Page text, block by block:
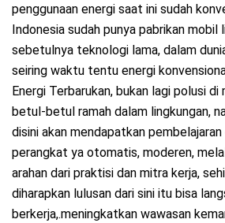
penggunaan energi saat ini sudah
Indonesia sudah punya pabrikan mobil
sebetulnya teknologi lama, dalam
seiring waktu tentu energi
Energi Terbarukan, bukan lagi polusi di
betul-betul ramah dalam lingkungan,
disini akan mendapatkan
perangkat ya otomatis, moderen,
arahan dari praktisi dan mitra kerja,
diharapkan lulusan dari sini itu bisa
berkerja,.meningkatkan wawasan